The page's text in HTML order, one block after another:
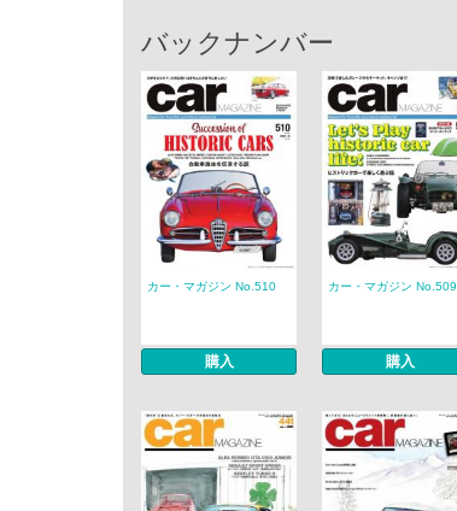
バックナンバー
カー・マガジン No.510
購入
カー・マガジン No.509
購入